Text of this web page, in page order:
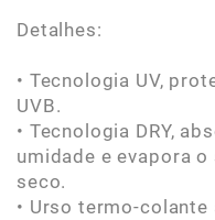
Detalhes:
• Tecnologia UV,
UVB.
• Tecnologia DRY,
umidade e evapora
seco.
• Urso termo-